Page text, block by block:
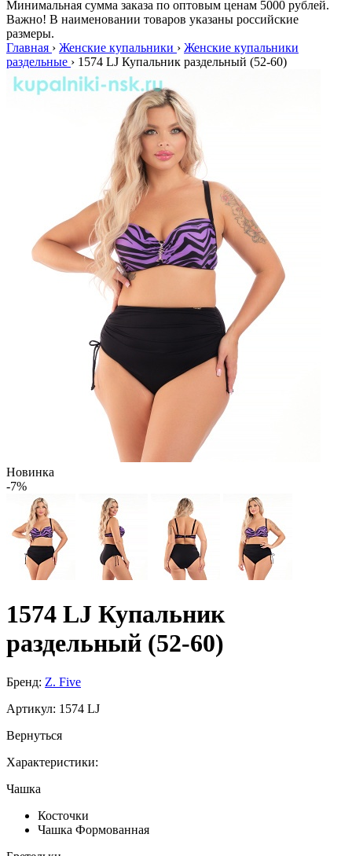
Минимальная сумма заказа по оптовым ценам 5000 рублей.
Важно! В наименовании товаров указаны российские
размеры.
Главная › Женские купальники › Женские купальники
раздельные › 1574 LJ Купальник раздельный (52-60)
Новинка
-7%
1574 LJ Купальник
раздельный (52-60)
Бренд: Z. Five
Артикул: 1574 LJ
Вернуться
Характеристики:
Чашка
Косточки
Чашка Формованная